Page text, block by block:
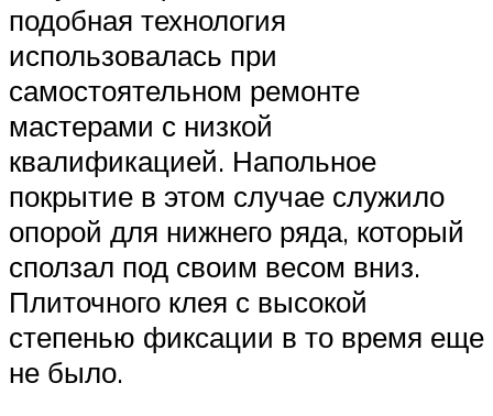
подобная технология
использовалась при
самостоятельном ремонте
мастерами с низкой
квалификацией. Напольное
покрытие в этом случае служило
опорой для нижнего ряда, который
сползал под своим весом вниз.
Плиточного клея с высокой
степенью фиксации в то время еще
не было.